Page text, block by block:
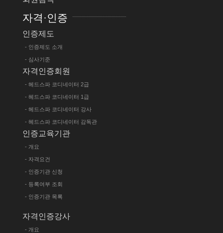
자격·인증
인증제도
- 인증제도 소개
- 심사기준
자격인증회원
- 헤드스파 코디네이터 2급
- 헤드스파 코디네이터 1급
- 헤드스파 코디네이터 강사
- 헤드스파 코디네이터 감독관
인증교육기관
- 개요
- 자격요건
- 인증기관 신청
- 등록여부 조회
- 인증기관 목록
자격인증강사
- 개요